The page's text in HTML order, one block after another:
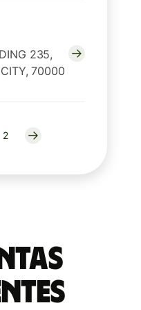
235,
70000
2